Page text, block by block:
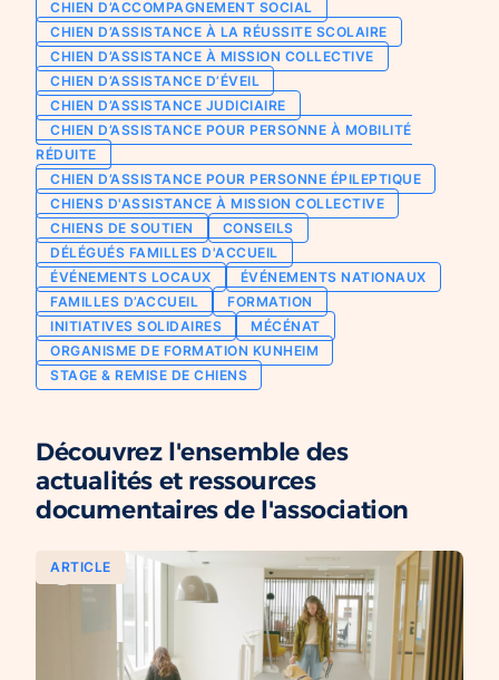
Chien d’assistance pour personne
épileptique
CHIENS À MISSION COLLECTIVE
Chien d’assistance d’accompagnement
social
Chien d’assistance à la réussite scolaire
Chien d’assistance judiciaire
Je deviens mécène ou partenaire
Ils nous soutiennent
Je m’engage / j’engage mes collaborateurs
Je lance une collecte
J’engage mes clients
CHIEN D’ACCOMPAGNEMENT SOCIAL
CHIEN D’ASSISTANCE À LA RÉUSSITE SCOLAIRE
CHIEN D’ASSISTANCE À MISSION COLLECTIVE
CHIEN D’ASSISTANCE D’ÉVEIL
CHIEN D’ASSISTANCE JUDICIAIRE
CHIEN D’ASSISTANCE POUR PERSONNE À MOBILITÉ
RÉDUITE
CHIEN D’ASSISTANCE POUR PERSONNE ÉPILEPTIQUE
CHIENS D'ASSISTANCE À MISSION COLLECTIVE
CHIENS DE SOUTIEN
CONSEILS
DÉLÉGUÉS FAMILLES D'ACCUEIL
ÉVÉNEMENTS LOCAUX
ÉVÉNEMENTS NATIONAUX
FAMILLES D’ACCUEIL
FORMATION
INITIATIVES SOLIDAIRES
MÉCÉNAT
ORGANISME DE FORMATION KUNHEIM
STAGE & REMISE DE CHIENS
Découvrez l'ensemble des
actualités et ressources
documentaires de l'association
ARTICLE